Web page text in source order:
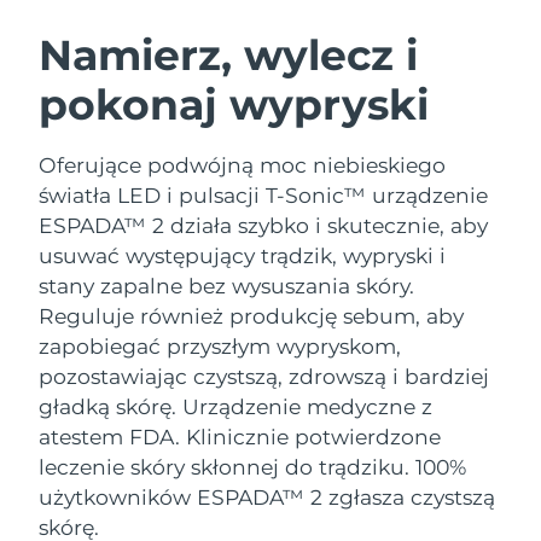
Namierz, wylecz i
pokonaj wypryski
Oferujące podwójną moc niebieskiego
światła LED i pulsacji T-Sonic™ urządzenie
ESPADA™ 2 działa szybko i skutecznie, aby
usuwać występujący trądzik, wypryski i
stany zapalne bez wysuszania skóry.
Reguluje również produkcję sebum, aby
zapobiegać przyszłym wypryskom,
pozostawiając czystszą, zdrowszą i bardziej
gładką skórę. Urządzenie medyczne z
atestem FDA. Klinicznie potwierdzone
leczenie skóry skłonnej do trądziku. 100%
użytkowników ESPADA™ 2 zgłasza czystszą
skórę.
Oczyszczanie twarzy
LUNA™ 4 zestaw
Anti-aging massage
LUNA™ 4 Plus
Massage, LED heating
LUNA™ 4 Men
For men, anti-aging massage
Lifting twarzy
BEAR™ 2 zestaw
Microcurrent toning
BEAR™ 2 go
Microcurrent toning on-the-go
BEAR™ 2 eyes & lips
Microcurrent line smoothing device
Nawilżenie
UFO™ 3 zestaw
Deep facial hydration
UFO™ 3 LED
Near-infrared and red light therapy
Pielęgnacja jamy
ustnej
issa™ 4
Hybrid silicone sonic toothbrush
issa™ 4 plus
Smart hybrid silicone sonic toothbrush
FAQ™ ZABIEG ANTI-AGING
Anti-aging
NEW
Australia
Oczekiwany czas dostawy
Austria
Oczekiwany czas dostawy
Bahrajn
Oczekiwany czas dostawy
Belgia
Oczekiwany czas dostawy
8/10/26
Bermudy
Oczekiwany czas dostawy
Bośnia i
Hercegowina
Oczekiwany czas dostawy
8/13/26